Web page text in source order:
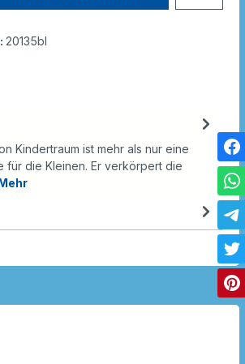
20135bl
Kindertraum ist mehr als nur eine
für die Kleinen. Er verkörpert die